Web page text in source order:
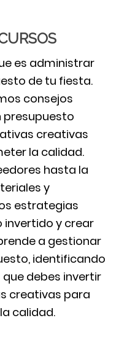
es administrar
de tu fiesta.
consejos
presupuesto
creativas
la calidad.
hasta la
y
estrategias
invertido y crear
a gestionar
identificando
debes invertir
creativas para
calidad.